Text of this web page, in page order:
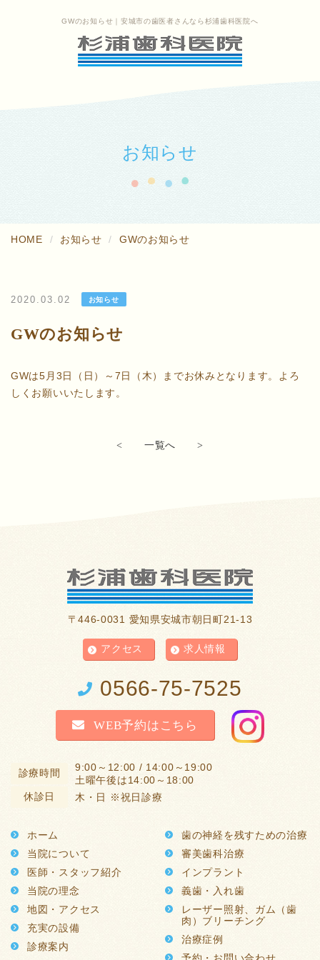
GWのお知らせ｜安城市の歯医者さんなら杉浦歯科医院へ
お知らせ
HOME お知らせ GWのお知らせ
2020.03.02 お知らせ
GWのお知らせ
GWは5月3日（日）～7日（木）までお休みとなります。よろ
しくお願いいたします。
< 一覧へ >
〒446-0031 愛知県安城市朝日町21-13
アクセス 求人情報
0566-75-7525
WEB予約はこちら
診療時間
9:00～12:00 / 14:00～19:00
土曜午後は14:00～18:00
休診日 木・日 ※祝日診療
ホーム
当院について
医師・スタッフ紹介
当院の理念
地図・アクセス
充実の設備
診療案内
歯の神経を残すための治療
審美歯科治療
インプラント
義歯・入れ歯
レーザー照射、ガム（歯
肉）ブリーチング
治療症例